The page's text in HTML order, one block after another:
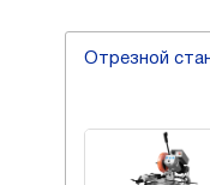
Отрезной